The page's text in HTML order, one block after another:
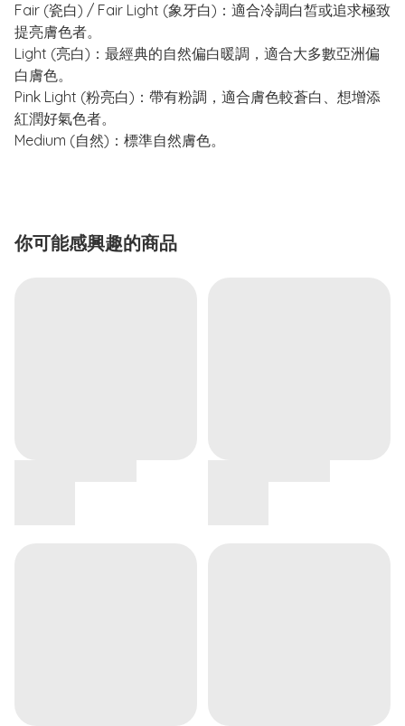
Fair (瓷白) / Fair Light (象牙白)：適合冷調白皙或追求極致
提亮膚色者。
Light (亮白)：最經典的自然偏白暖調，適合大多數亞洲偏
白膚色。
Pink Light (粉亮白)：帶有粉調，適合膚色較蒼白、想增添
紅潤好氣色者。
Medium (自然)：標準自然膚色。
你可能感興趣的商品